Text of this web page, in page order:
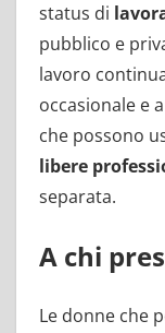
status di
pubblico e
lavoro
occasionale e
che possono
libere
separata.
A chi
Le donne che